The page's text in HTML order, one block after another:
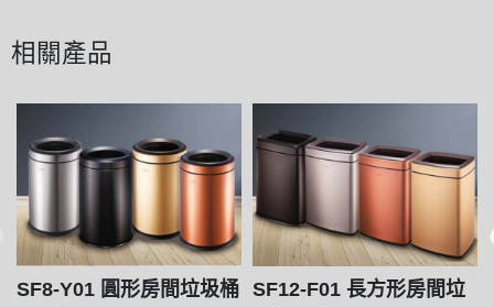
相關產品
SF8-Y01 圓形房間垃圾桶 SF12-F01 長方形房間垃